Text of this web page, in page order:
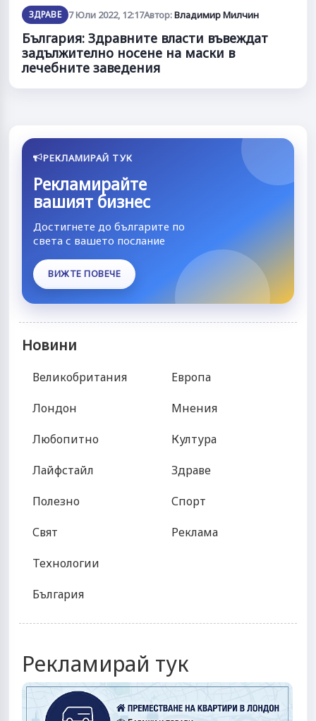
ЗДРАВЕ 7 Юли 2022, 12:17Автор:Владимир Милчин
България: Здравните власти въвеждат
задължително носене на маски в
лечебните заведения
РЕКЛАМИРАЙ ТУК
Рекламирайте
вашият бизнес
Достигнете до българите по
света с вашето послание
ВИЖТЕ ПОВЕЧЕ
Новини
Великобритания
Лондон
Любопитно
Лайфстайл
Полезно
Свят
Технологии
България
Европа
Мнения
Култура
Здраве
Спорт
Реклама
Рекламирай тук